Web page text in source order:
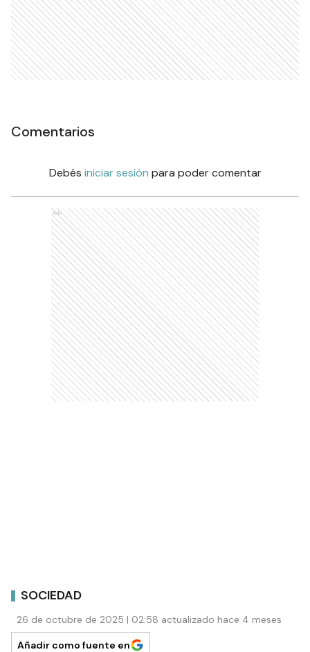
Comentarios
Debés iniciar sesión para poder comentar
Ads
SOCIEDAD
26 de octubre de 2025 | 02:58 actualizado hace 4 meses
Añadir como fuente en